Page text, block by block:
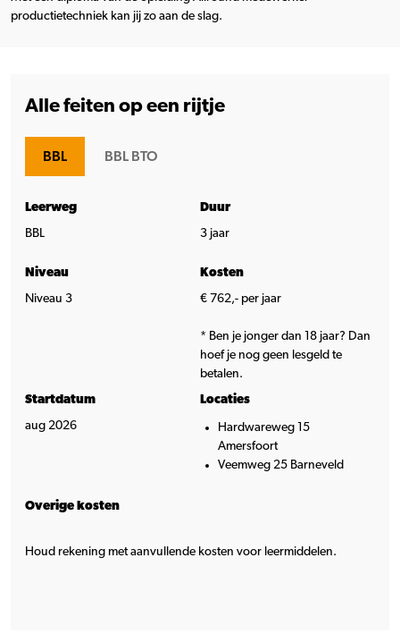
productietechniek kan jij zo aan de slag.
Alle feiten op een rijtje
BBL BBL BTO
Leerweg
BBL
Duur
3 jaar
Niveau
Niveau 3
Kosten
€ 762,- per jaar
* Ben je jonger dan 18 jaar? Dan
hoef je nog geen lesgeld te
betalen.
Startdatum
aug 2026
Locaties
Hardwareweg 15
Amersfoort
Veemweg 25 Barneveld
Overige kosten
Houd rekening met aanvullende kosten voor leermiddelen.